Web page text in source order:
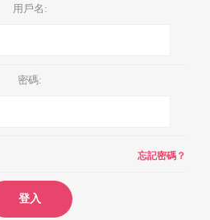
用戶名:
密碼:
忘記密碼？
登入